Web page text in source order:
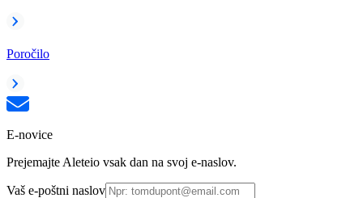
Poročilo
E-novice
Prejemajte Aleteio vsak dan na svoj e-naslov.
Vaš e-poštni naslov